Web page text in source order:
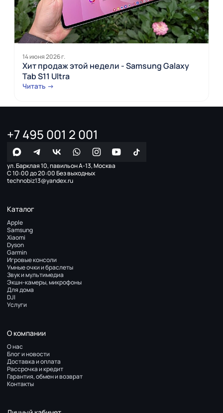
14 июня 2026 г.
Хит продаж этой недели - Samsung Galaxy
Tab S11 Ultra
Читать →
+7 495 001 2 001
ул. Барклая 10, павильон А-13, Москва
С 10:00 до 20:00 Без выходных
technobiz13@yandex.ru
Каталог
Apple
Samsung
Xiaomi
Dyson
Garmin
Игровые консоли
Умные очки и браслеты
Звук и мультимедиа
Экшн-камеры, микрофоны
Для дома
DJI
Услуги
О компании
О нас
Блог и новости
Доставка и оплата
Рассрочка и кредит
Гарантия, обмен и возврат
Контакты